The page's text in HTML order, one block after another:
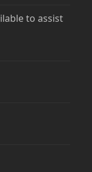
to assist